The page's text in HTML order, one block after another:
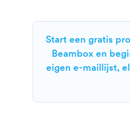
Start een gratis
Beambox en
eigen e-maillijst,